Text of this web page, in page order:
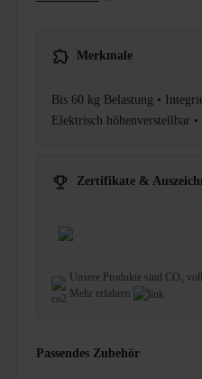
Merkmale
Bis 60 kg Belastung •
Elektrisch höhenverstellbar
Zertifikate &
Unsere Produkte sind CO₂
Mehr erfahren
Passendes Zubehör